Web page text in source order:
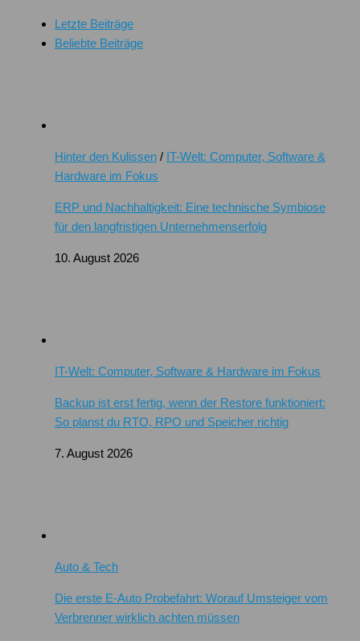
Letzte Beiträge
Beliebte Beiträge
Hinter den Kulissen / IT-Welt: Computer, Software &
Hardware im Fokus
ERP und Nachhaltigkeit: Eine technische Symbiose
für den langfristigen Unternehmenserfolg
10. August 2026
IT-Welt: Computer, Software & Hardware im Fokus
Backup ist erst fertig, wenn der Restore funktioniert:
So planst du RTO, RPO und Speicher richtig
7. August 2026
Auto & Tech
Die erste E-Auto Probefahrt: Worauf Umsteiger vom
Verbrenner wirklich achten müssen